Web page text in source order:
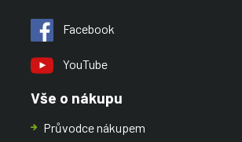
Facebook
YouTube
Vše o nákupu
Průvodce nákupem